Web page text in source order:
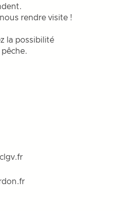
rendre visite !
la possibilité